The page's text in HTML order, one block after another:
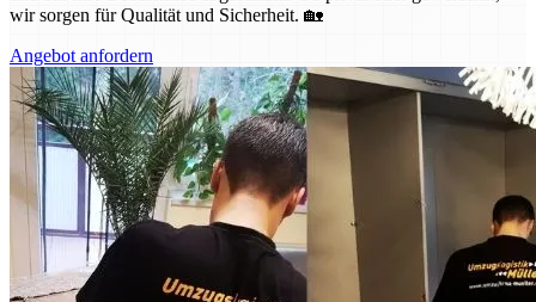
wir sorgen für Qualität und Sicherheit. 🏡
Angebot anfordern